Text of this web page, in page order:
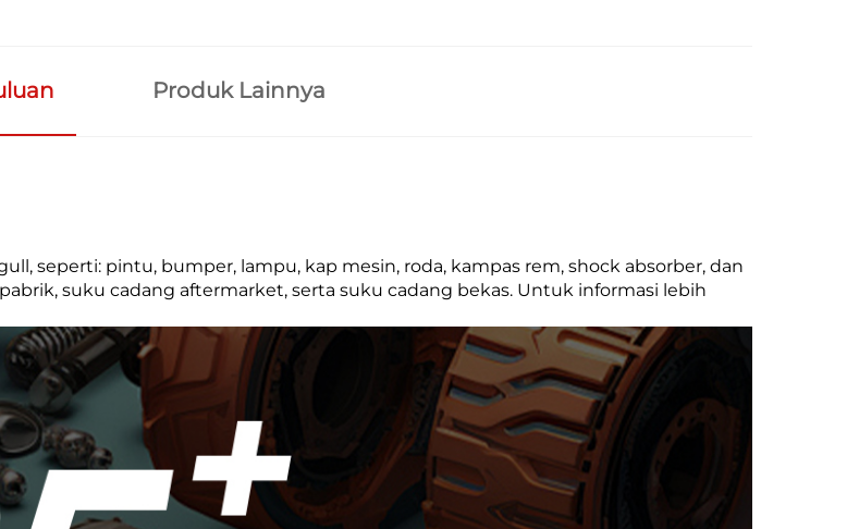
Produk Lainnya
seperti: pintu, bumper, lampu, kap mesin, roda, kampas rem, shock absorber, dan
suku cadang aftermarket, serta suku cadang bekas. Untuk informasi lebih